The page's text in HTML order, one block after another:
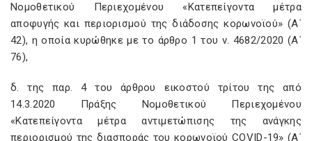
Νομοθετικού Περιεχομένου «Κατεπείγοντα μέτρα
αποφυγής και περιορισμού της διάδοσης κορωνοϊού» (Α΄
42), η οποία κυρώθηκε με το άρθρο 1 του ν. 4682/2020 (Α΄
76),
δ. της παρ. 4 του άρθρου εικοστού τρίτου της από
14.3.2020 Πράξης Νομοθετικού Περιεχομένου
«Κατεπείγοντα μέτρα αντιμετώπισης της ανάγκης
περιορισμού της διασποράς του κορωνοϊού COVID-19» (Α΄